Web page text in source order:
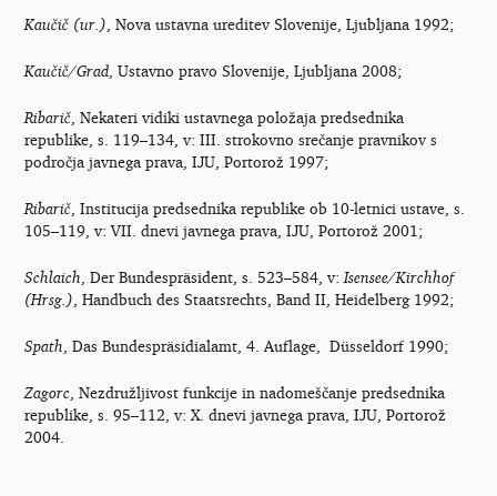
Kaučič (ur.) , Nova ustavna ureditev Slovenije, Ljubljana 1992;
Kaučič/Grad , Ustavno pravo Slovenije, Ljubljana 2008;
Ribarič , Nekateri vidiki ustavnega položaja predsednika
republike, s. 119–134, v: III. strokovno srečanje pravnikov s
področja javnega prava, IJU, Portorož 1997;
Ribarič , Institucija predsednika republike ob 10-letnici ustave, s.
105–119, v: VII. dnevi javnega prava, IJU, Portorož 2001;
Schlaich , Der Bundespräsident, s. 523–584, v: Isensee/Kirchhof
(Hrsg.) , Handbuch des Staatsrechts, Band II, Heidelberg 1992;
Spath , Das Bundespräsidialamt, 4. Auflage, Düsseldorf 1990;
Zagorc , Nezdružljivost funkcije in nadomeščanje predsednika
republike, s. 95–112, v: X. dnevi javnega prava, IJU, Portorož
2004.